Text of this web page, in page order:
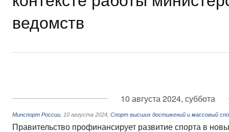
ведомств
10 августа 2024, суббота
Минспорт России 10 августа 2024 Спорт высших достижений и массовый
Правительство профинансирует развитие спорта в